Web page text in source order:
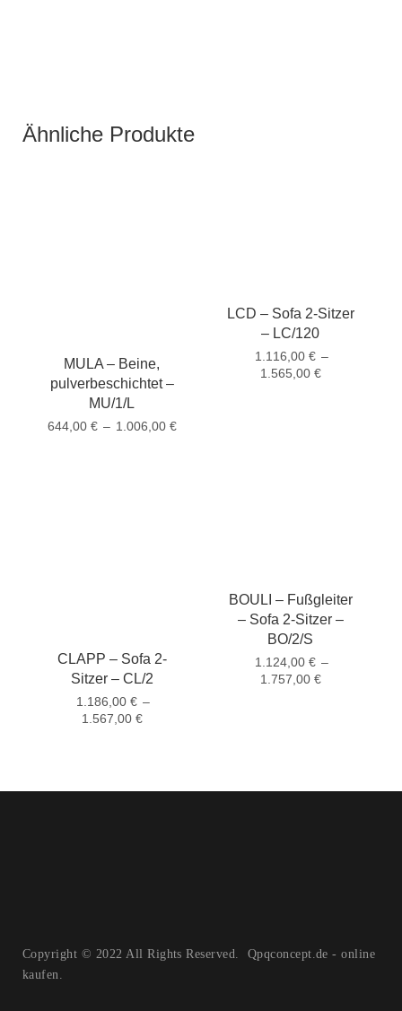
Ähnliche Produkte
MULA – Beine,
pulverbeschichtet –
MU/1/L
644,00 € – 1.006,00 €
LCD – Sofa 2-Sitzer
– LC/120
1.116,00 € –
1.565,00 €
CLAPP – Sofa 2-
Sitzer – CL/2
1.186,00 € –
1.567,00 €
BOULI – Fußgleiter
– Sofa 2-Sitzer –
BO/2/S
1.124,00 € –
1.757,00 €
Copyright © 2022 All Rights Reserved. Qpqconcept.de - online
kaufen.